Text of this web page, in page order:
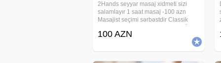
2Hands seyyar masaj xidmeti sizi
salamlayır 1 saat masaj -100 azn
Masajist seçimi sərbəstdir Classik
masaji Anticelulit masaj Hicama(elavə
Bankalanma(elavə
100 AZN